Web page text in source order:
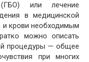
(ГБО) или лечение
в медицинской
и крови необходимым
можно описать
процедуры — общее
при многих